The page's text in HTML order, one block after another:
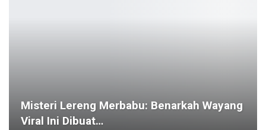
Misteri Lereng Merbabu: Benarkah Wayang
Viral Ini Dibuat…